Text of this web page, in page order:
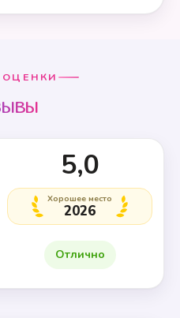
5,0
Хорошее место
2026
Отлично